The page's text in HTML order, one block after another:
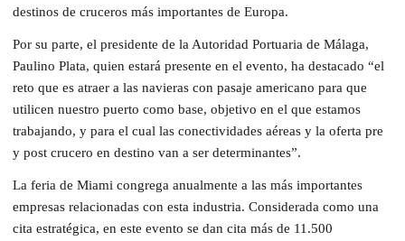
destinos de cruceros más importantes de Europa.
Por su parte, el presidente de la Autoridad Portuaria de Málaga,
Paulino Plata, quien estará presente en el evento, ha destacado “el
reto que es atraer a las navieras con pasaje americano para que
utilicen nuestro puerto como base, objetivo en el que estamos
trabajando, y para el cual las conectividades aéreas y la oferta pre
y post crucero en destino van a ser determinantes”.
La feria de Miami congrega anualmente a las más importantes
empresas relacionadas con esta industria. Considerada como una
cita estratégica, en este evento se dan cita más de 11.500